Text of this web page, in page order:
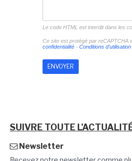
Le code HTML est interdit dans les
Ce site est protégé par reCAPTCHA
confidentialité- Conditions d'utilisation
SUIVRE TOUTE
Newsletter